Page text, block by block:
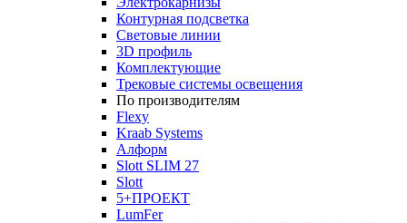
Контурная подсветка
Световые линии
3D профиль
Комплектующие
Трековые системы освещения
По производителям
Flexy
Kraab Systems
Алформ
Slott SLIM 27
Slott
5+ПРОЕКТ
LumFer